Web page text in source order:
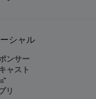
シャル
ンサー
ャスト
リ